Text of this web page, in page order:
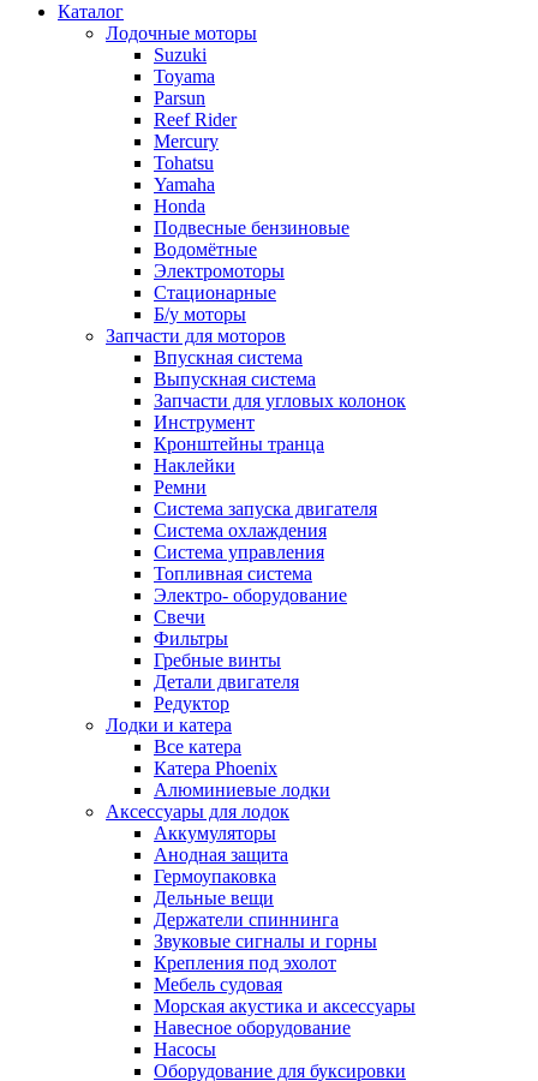
Каталог
Лодочные моторы
Suzuki
Toyama
Parsun
Reef Rider
Mercury
Tohatsu
Yamaha
Honda
Подвесные бензиновые
Водомётные
Электромоторы
Стационарные
Б/у моторы
Запчасти для моторов
Впускная система
Выпускная система
Запчасти для угловых колонок
Инструмент
Кронштейны транца
Наклейки
Ремни
Система запуска двигателя
Система охлаждения
Система управления
Топливная система
Электро- оборудование
Свечи
Фильтры
Гребные винты
Детали двигателя
Редуктор
Лодки и катера
Все катера
Катера Phoenix
Алюминиевые лодки
Аксессуары для лодок
Аккумуляторы
Анодная защита
Гермоупаковка
Дельные вещи
Держатели спиннинга
Звуковые сигналы и горны
Крепления под эхолот
Мебель судовая
Морская акустика и аксессуары
Навесное оборудование
Насосы
Оборудование для буксировки